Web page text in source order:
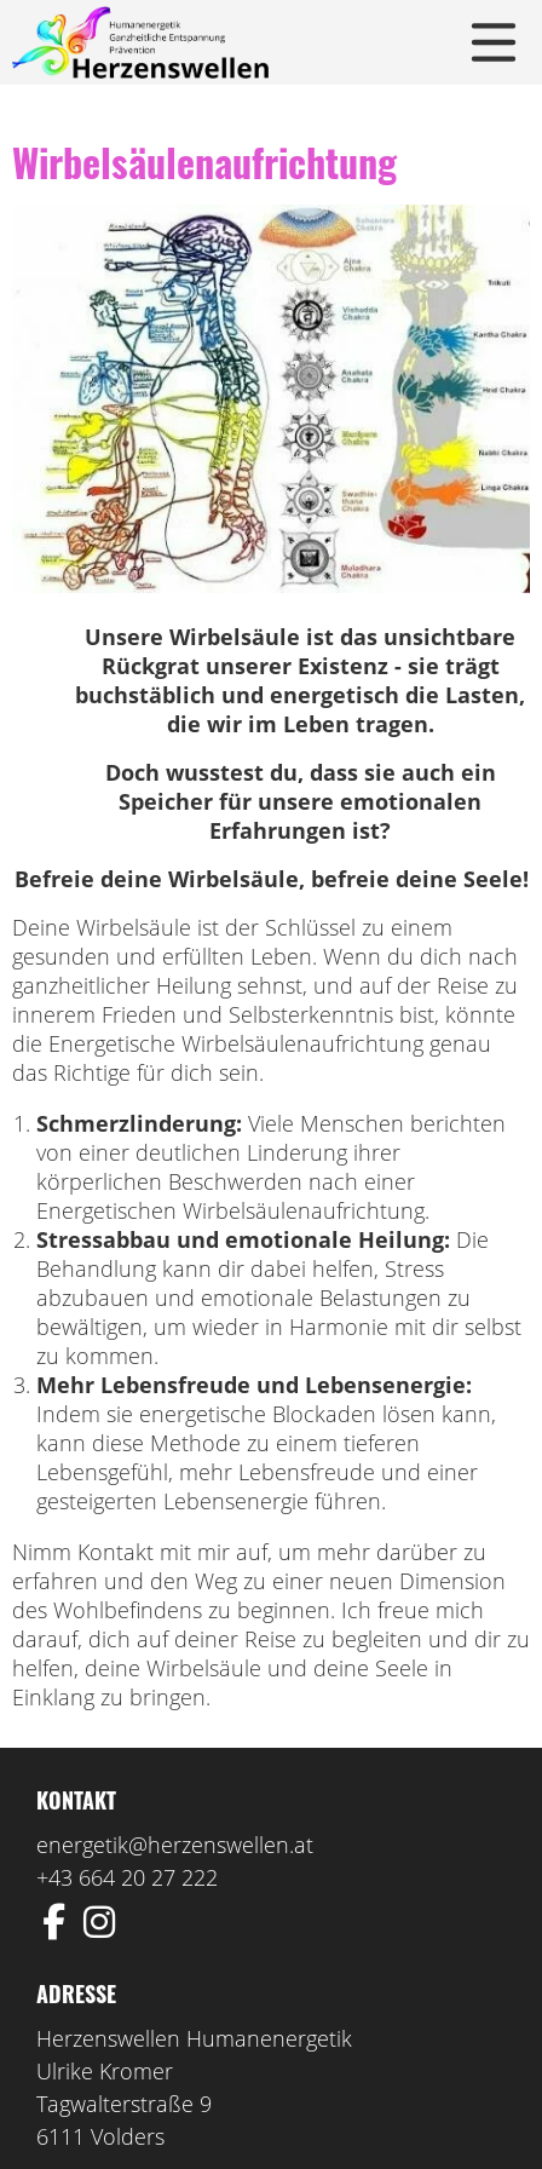
Wirbelsäulenaufrichtung
Unsere Wirbelsäule ist das unsichtbare
Rückgrat unserer Existenz - sie trägt
buchstäblich und energetisch die Lasten,
die wir im Leben tragen.
Doch wusstest du, dass sie auch ein
Speicher für unsere emotionalen
Erfahrungen ist?
Befreie deine Wirbelsäule, befreie deine Seele!
Deine Wirbelsäule ist der Schlüssel zu einem
gesunden und erfüllten Leben. Wenn du dich nach
ganzheitlicher Heilung sehnst, und auf der Reise zu
innerem Frieden und Selbsterkenntnis bist, könnte
die Energetische Wirbelsäulenaufrichtung genau
das Richtige für dich sein.
Schmerzlinderung: Viele Menschen berichten
von einer deutlichen Linderung ihrer
körperlichen Beschwerden nach einer
Energetischen Wirbelsäulenaufrichtung.
Stressabbau und emotionale Heilung: Die
Behandlung kann dir dabei helfen, Stress
abzubauen und emotionale Belastungen zu
bewältigen, um wieder in Harmonie mit dir selbst
zu kommen.
Mehr Lebensfreude und Lebensenergie:
Indem sie energetische Blockaden lösen kann,
kann diese Methode zu einem tieferen
Lebensgefühl, mehr Lebensfreude und einer
gesteigerten Lebensenergie führen.
Nimm Kontakt mit mir auf, um mehr darüber zu
erfahren und den Weg zu einer neuen Dimension
des Wohlbefindens zu beginnen. Ich freue mich
darauf, dich auf deiner Reise zu begleiten und dir zu
helfen, deine Wirbelsäule und deine Seele in
Einklang zu bringen.
KONTAKT
energetik@herzenswellen.at
+43 664 20 27 222
ADRESSE
Herzenswellen Humanenergetik
Ulrike Kromer
Tagwalterstraße 9
6111 Volders